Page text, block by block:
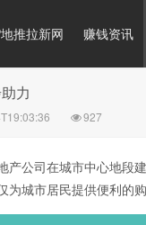
推拉新网 赚钱资讯
力
927
产公司在城市中心地段
为城市居民提供便利的